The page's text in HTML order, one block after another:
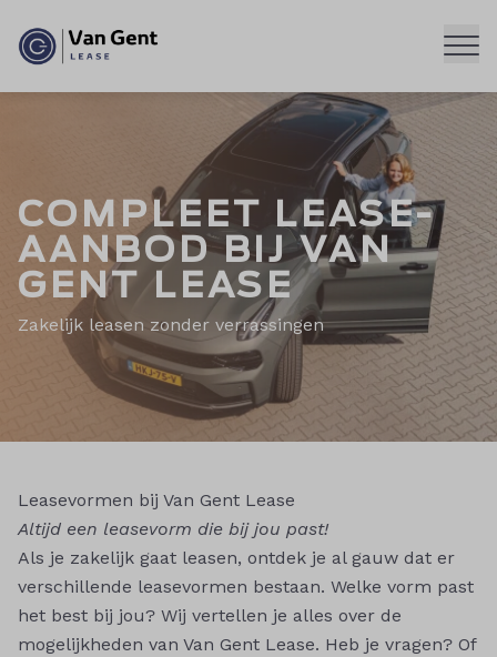
COMPLEET LEASE-
AANBOD BIJ VAN
GENT LEASE
Zakelijk leasen zonder verrassingen
Leasevormen bij Van Gent Lease
Altijd een leasevorm die bij jou past!
Als je zakelijk gaat leasen, ontdek je al gauw dat er
verschillende leasevormen bestaan. Welke vorm past
het best bij jou? Wij vertellen je alles over de
mogelijkheden van Van Gent Lease. Heb je vragen? Of